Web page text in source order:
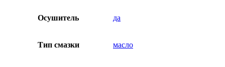
Осушитель да
Тип смазки масло